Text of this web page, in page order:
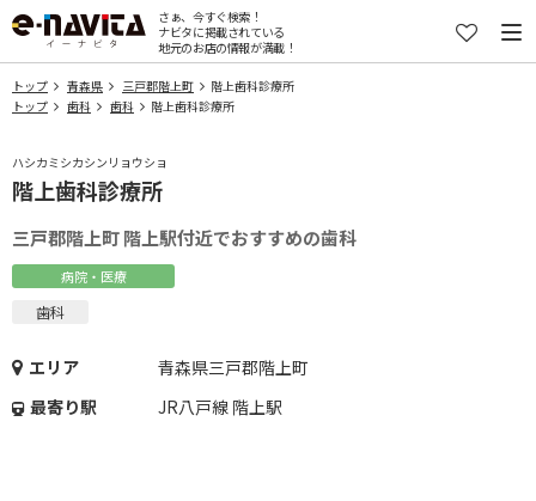
さぁ、今すぐ検索！
ナビタに掲載されている
地元のお店の情報が満載！
トップ 青森県 三戸郡階上町
階上歯科診療所
トップ
歯科 歯科 階上歯科診療所
ハシカミシカシンリョウショ
階上歯科診療所
三戸郡階上町 階上駅付近でおすすめの歯科
病院・医療
歯科
エリア
青森県三戸郡階上町
最寄り駅
JR八戸線 階上駅